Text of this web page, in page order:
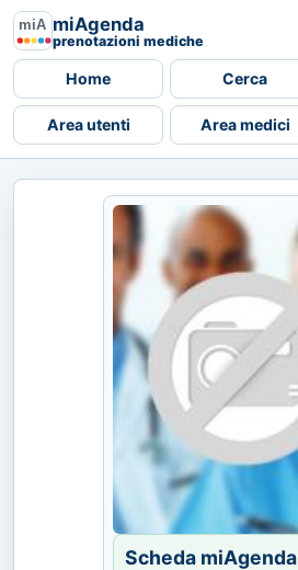
miAgenda
prenotazioni mediche
Home Cerca
Area utenti Area medici
Scheda miAgenda